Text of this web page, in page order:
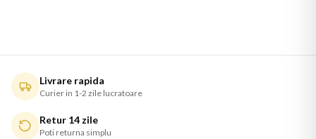
Livrare rapida
Curier in 1-2 zile lucratoare
Retur 14 zile
Poti returna simplu